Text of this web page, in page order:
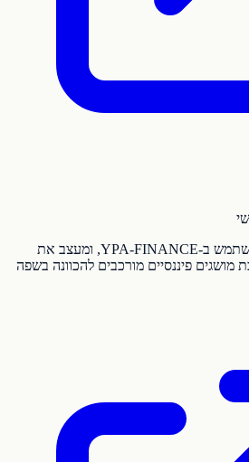
מוביל את המוצר וחוויית המשתמש ב-YPA-FINANCE, ומעצב את
מושגים פיננסיים מורכבים להכוונה בשפה